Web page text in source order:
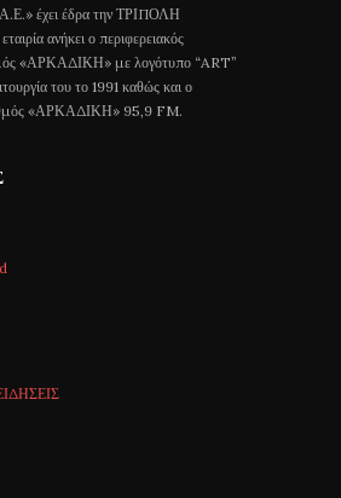
έχει έδρα την ΤΡΙΠΟΛΗ
ανήκει ο περιφερειακός
«ΑΡΚΑΔΙΚΗ» με λογότυπο “ART”
του το 1991 καθώς και ο
«ΑΡΚΑΔΙΚΗ» 95,9 FM.